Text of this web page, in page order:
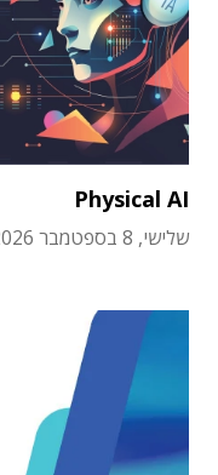
Physical AI
שלישי, 8 בספטמבר 2026